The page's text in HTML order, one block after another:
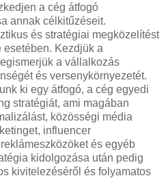
a cég átfogó
annak célkitűzéseit.
és stratégiai megközelítést
Kezdjük a
a vállalkozás
és versenykörnyezetét.
ki egy átfogó, a cég egyedi
stratégiát, ami magában
közösségi média
influencer
és egyéb
kidolgozása után pedig
kivitelezéséről és folyamatos